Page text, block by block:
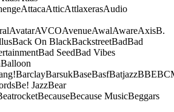
AttacaAtticAttlaxerasAudio
AvatarAVCOAvenueAwalAwareAxisB.
Back On BlackBackstreetBadBad
Bad SeedBad Vibes
Balloon
BarclayBarsukBaseBasfBatjazzBBE
Be! JazzBear
BecauseBecause MusicBeggars